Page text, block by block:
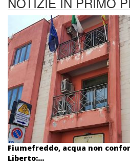
Fiumefreddo, acqua non
Liberto:...